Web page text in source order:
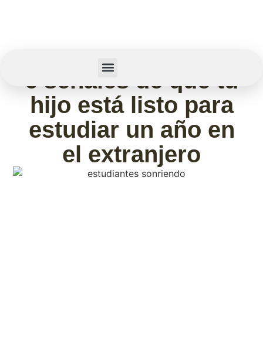
6 señales de que tu
hijo está listo para
estudiar un año en
el extranjero